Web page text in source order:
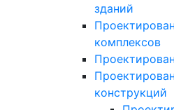
зданий
комплексов
конструкций